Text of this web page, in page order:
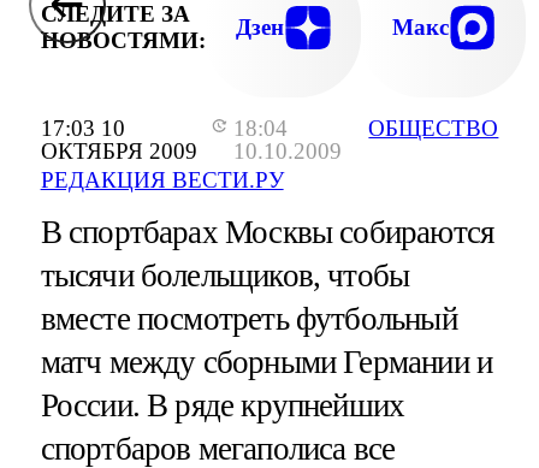
17:03 10
ОКТЯБРЯ 2009
18:04
10.10.2009
РЕДАКЦИЯ ВЕСТИ.РУ
ОБЩЕСТВО
СЛЕДИТЕ ЗА
НОВОСТЯМИ:
Дзен Макс
В спортбарах Москвы собираются
тысячи болельщиков, чтобы
вместе посмотреть футбольный
матч между сборными Германии и
России. В ряде крупнейших
спортбаров мегаполиса все